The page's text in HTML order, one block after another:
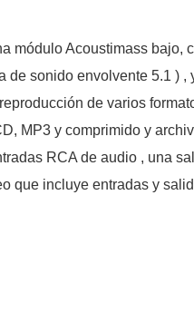
módulo Acoustimass bajo,
de sonido envolvente 5.1 ) ,
de varios
MP3 y comprimido y
RCA de audio , una
que incluye entradas y